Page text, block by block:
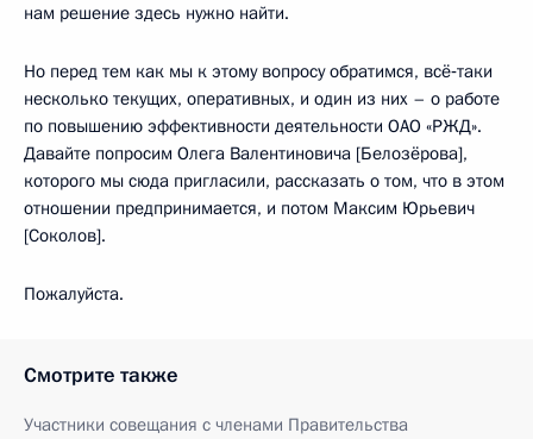
нам решение здесь нужно найти.
Но перед тем как мы к этому вопросу обратимся, всё‑таки
несколько текущих, оперативных, и один из них – о работе
по повышению эффективности деятельности ОАО «РЖД».
Давайте попросим Олега Валентиновича [Белозёрова],
которого мы сюда пригласили, рассказать о том, что в этом
отношении предпринимается, и потом Максим Юрьевич
[Соколов].
Пожалуйста.
Смотрите также
Участники совещания с членами Правительства